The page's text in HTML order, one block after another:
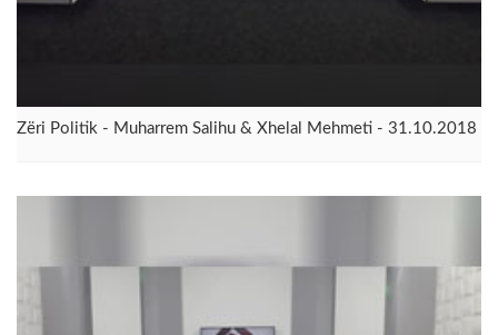
Zëri Politik - Muharrem Salihu & Xhelal Mehmeti - 31.10.2018